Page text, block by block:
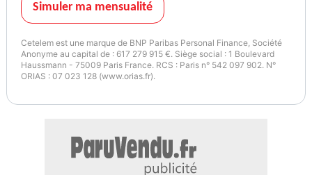
Simuler ma mensualité
Cetelem est une marque de BNP Paribas Personal Finance, Société
Anonyme au capital de : 617 279 915 €. Siège social : 1 Boulevard
Haussmann - 75009 Paris France. RCS : Paris n° 542 097 902. N°
ORIAS : 07 023 128 (www.orias.fr).